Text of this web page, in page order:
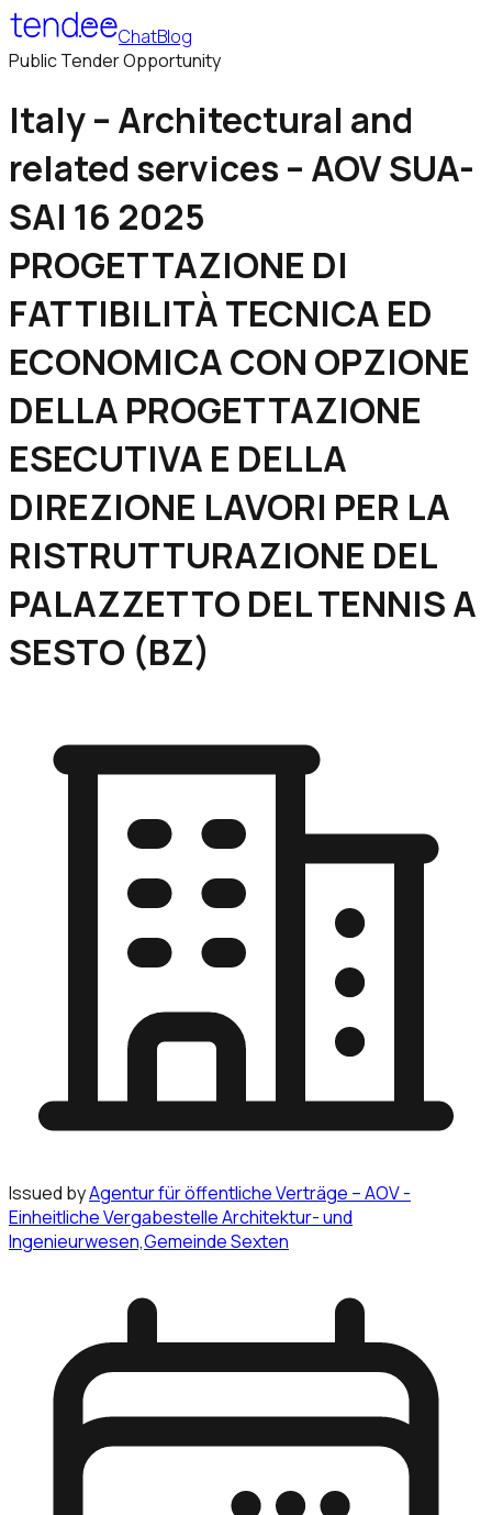
ChatBlog
Public Tender Opportunity
Italy – Architectural and
related services – AOV SUA-
SAI 16 2025
PROGETTAZIONE DI
FATTIBILITÀ TECNICA ED
ECONOMICA CON OPZIONE
DELLA PROGETTAZIONE
ESECUTIVA E DELLA
DIREZIONE LAVORI PER LA
RISTRUTTURAZIONE DEL
PALAZZETTO DEL TENNIS A
SESTO (BZ)
Issued byAgentur für öffentliche Verträge – AOV -
Einheitliche Vergabestelle Architektur- und
Ingenieurwesen,Gemeinde Sexten